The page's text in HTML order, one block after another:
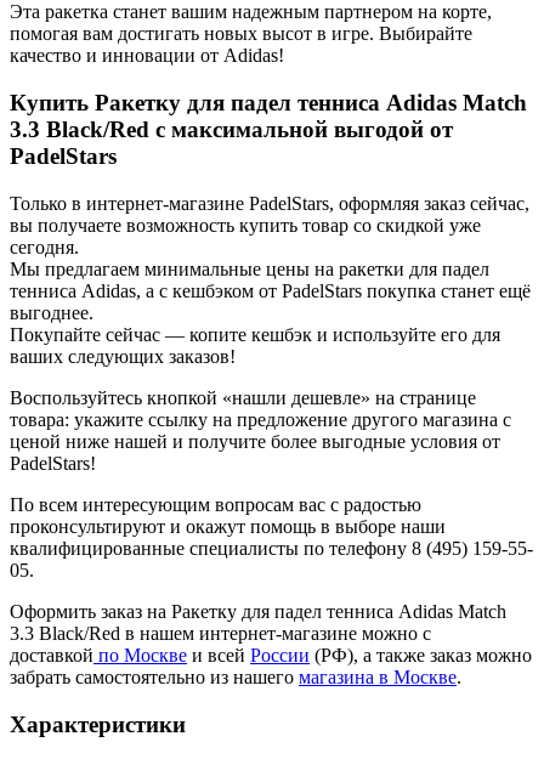
Эта ракетка станет вашим надежным партнером на корте,
помогая вам достигать новых высот в игре. Выбирайте
качество и инновации от Adidas!
Купить Ракетку для падел тенниса Adidas Match
3.3 Black/Red с максимальной выгодой от
PadelStars
Только в интернет-магазине PadelStars, оформляя заказ сейчас,
вы получаете возможность купить товар со скидкой уже
сегодня.
Мы предлагаем минимальные цены на ракетки для падел
тенниса Adidas, а с кешбэком от PadelStars покупка станет ещё
выгоднее.
Покупайте сейчас — копите кешбэк и используйте его для
ваших следующих заказов!
Воспользуйтесь кнопкой «нашли дешевле» на странице
товара: укажите ссылку на предложение другого магазина с
ценой ниже нашей и получите более выгодные условия от
PadelStars!
По всем интересующим вопросам вас с радостью
проконсультируют и окажут помощь в выборе наши
квалифицированные специалисты по телефону 8 (495) 159-55-
05.
Оформить заказ на Ракетку для падел тенниса Adidas Match
3.3 Black/Red в нашем интернет-магазине можно с
доставкой по Москве и всей России (РФ), а также заказ можно
забрать самостоятельно из нашего магазина в Москве.
Характеристики